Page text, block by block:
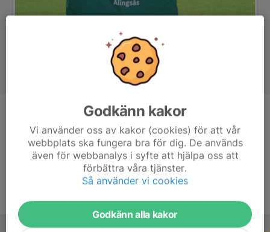
Målvakt
Ålder
19 år
Tidigare klubbar
Lerum is
Godkänn kakor
Vi använder oss av kakor (cookies) för att vår
webbplats ska fungera bra för dig. De används
även för webbanalys i syfte att hjälpa oss att
förbättra våra tjänster.
Så använder vi cookies
Godkänn alla kakor